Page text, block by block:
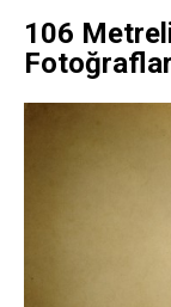
106
Fotoğraflar